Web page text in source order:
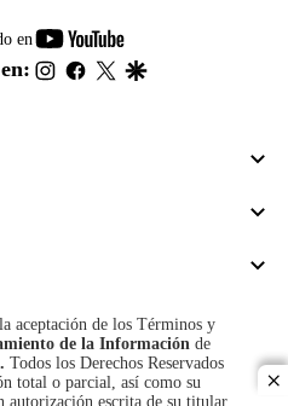
en
youtube-
footer
instagram
facebook
twitter
aceptación de los Términos y
de la Información de
Todos los Derechos Reservados
total o parcial, así como su
escrita de su titular.